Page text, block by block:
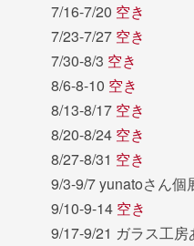
7/16-7/20 空き
7/23-7/27 空き
7/30-8/3 空き
8/6-8-10 空き
8/13-8/17 空き
8/20-8/24 空き
8/27-8/31 空き
9/3-9/7 yunatoさん個
9/10-9-14 空き
9/17-9/21 ガラス工